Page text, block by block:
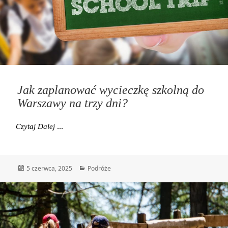
Jak zaplanować wycieczkę szkolną do
Warszawy na trzy dni?
Czytaj Dalej
Data
5 czerwca, 2025 Kategorie
Podróże